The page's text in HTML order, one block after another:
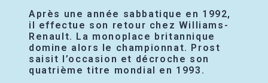
Après une année sabbatique en 1992,
il effectue son retour chez Williams-
Renault. La monoplace britannique
domine alors le championnat. Prost
saisit l’occasion et décroche son
quatrième titre mondial en 1993.